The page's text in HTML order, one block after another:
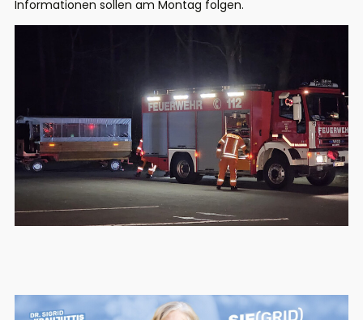
Informationen sollen am Montag folgen.